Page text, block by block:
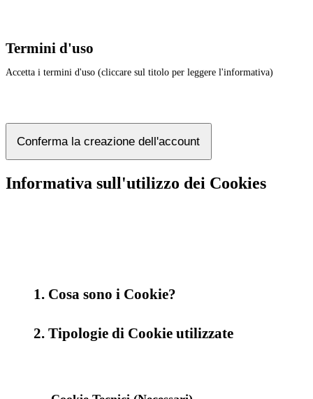
Termini d'uso
Accetta i termini d'uso (cliccare sul titolo per leggere l'informativa)
Conferma la creazione dell'account
Informativa sull'utilizzo dei Cookies
1. Cosa sono i Cookie?
2. Tipologie di Cookie utilizzate